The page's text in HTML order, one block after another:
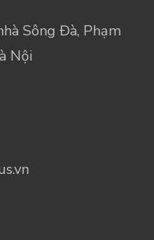
Sông Đà, Phạm
Nội